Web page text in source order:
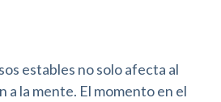
estables no solo afecta al
a la mente. El momento en el